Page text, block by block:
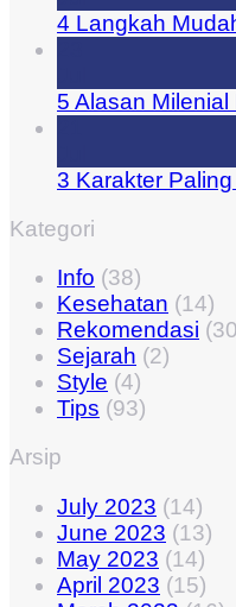
4 Langkah
5 Alasan
3 Karakter
Kategori
Info (38)
Kesehatan (14)
Rekomendasi
Sejarah (2)
Style (4)
Tips (93)
Arsip
July 2023 (14)
June 2023 (13)
May 2023 (14)
April 2023 (15)